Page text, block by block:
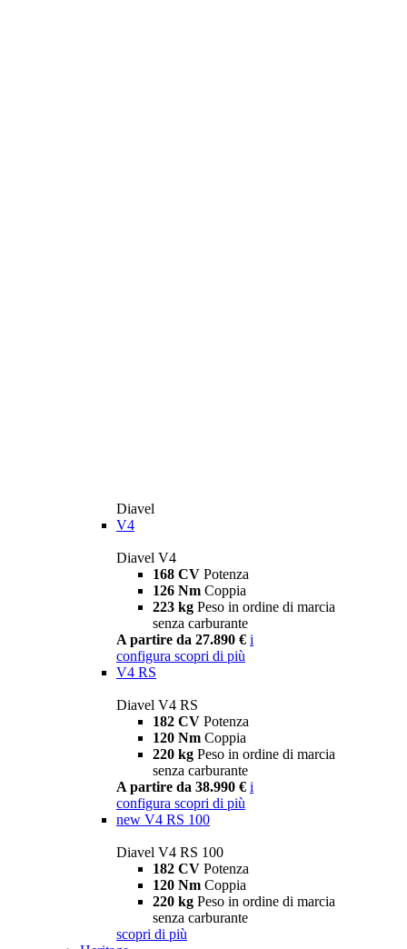
Diavel
V4
Diavel V4
168 CV Potenza
126 Nm Coppia
223 kg Peso in ordine di marcia
senza carburante
A partire da 27.890 € i
configura scopri di più
V4 RS
Diavel V4 RS
182 CV Potenza
120 Nm Coppia
220 kg Peso in ordine di marcia
senza carburante
A partire da 38.990 € i
configura scopri di più
new V4 RS 100
Diavel V4 RS 100
182 CV Potenza
120 Nm Coppia
220 kg Peso in ordine di marcia
senza carburante
scopri di più